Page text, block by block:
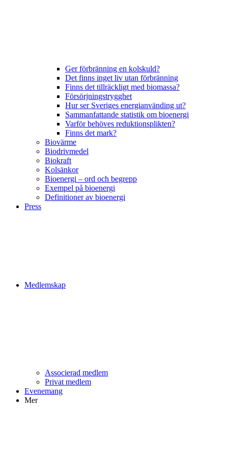
Ger förbränning en kolskuld?
Det finns inget liv utan förbränning
Finns det tillräckligt med biomassa?
Försörjningstrygghet
Hur ser Sveriges energianvänding ut?
Sammanfattande statistik om bioenergi
Varför behöves reduktionsplikten?
Finns det mark?
Biovärme
Biodrivmedel
Biokraft
Kolsänkor
Bioenergi – ord och begrepp
Exempel på bioenergi
Definitioner av bioenergi
Press
Medlemskap
Associerad medlem
Privat medlem
Evenemang
Mer